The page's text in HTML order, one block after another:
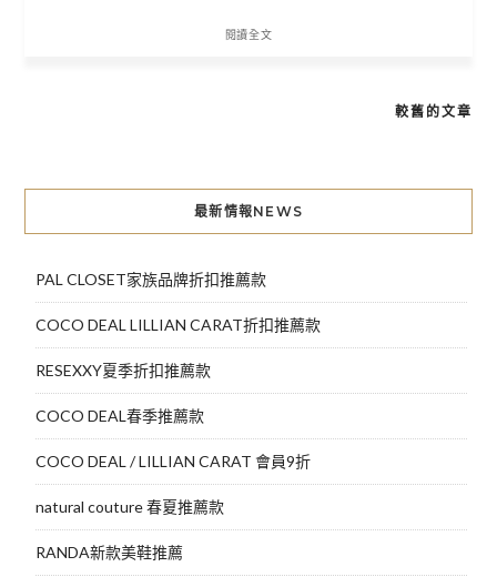
閱讀全文
導
覽
較舊的文章
最新情報NEWS
PAL CLOSET家族品牌折扣推薦款
COCO DEAL LILLIAN CARAT折扣推薦款
RESEXXY夏季折扣推薦款
COCO DEAL春季推薦款
COCO DEAL / LILLIAN CARAT 會員9折
natural couture 春夏推薦款
RANDA新款美鞋推薦